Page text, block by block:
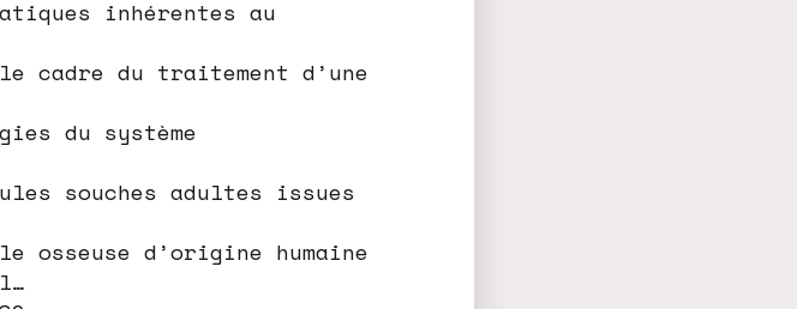
inhérentes au
cadre du traitement d’une
du système
souches adultes issues
osseuse d’origine humaine